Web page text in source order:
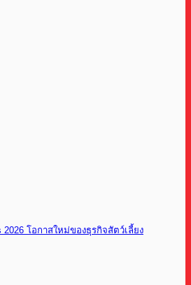
โอกาสใหม่ของธุรกิจสัตว์เลี้ยง